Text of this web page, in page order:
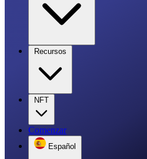
Recursos
NFT
Comenzar
Español